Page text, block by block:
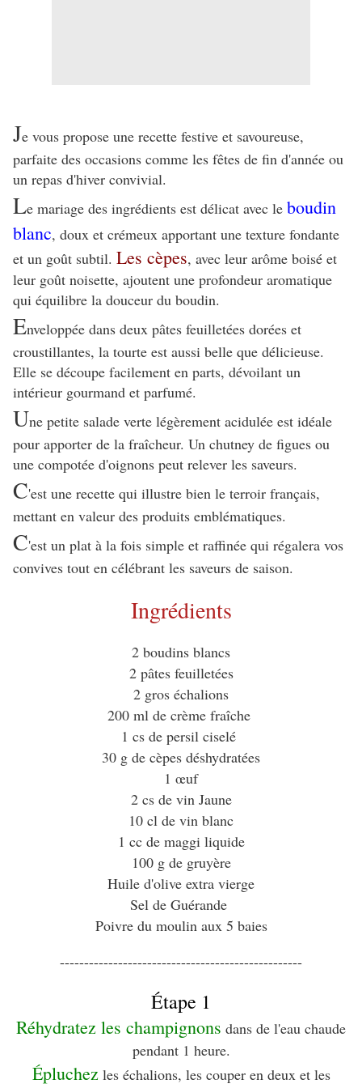
Je vous propose une recette festive et savoureuse,
parfaite des occasions comme les fêtes de fin d'année ou
un repas d'hiver convivial.
Le mariage des ingrédients est délicat avec le boudin
blanc, doux et crémeux apportant une texture fondante
et un goût subtil. Les cèpes, avec leur arôme boisé et
leur goût noisette, ajoutent une profondeur aromatique
qui équilibre la douceur du boudin.
Enveloppée dans deux pâtes feuilletées dorées et
croustillantes, la tourte est aussi belle que délicieuse.
Elle se découpe facilement en parts, dévoilant un
intérieur gourmand et parfumé.
Une petite salade verte légèrement acidulée est idéale
pour apporter de la fraîcheur. Un chutney de figues ou
une compotée d'oignons peut relever les saveurs.
C'est une recette qui illustre bien le terroir français,
mettant en valeur des produits emblématiques.
C'est un plat à la fois simple et raffinée qui régalera vos
convives tout en célébrant les saveurs de saison.
Ingrédients
2 boudins blancs
2 pâtes feuilletées
2 gros échalions
200 ml de crème fraîche
1 cs de persil ciselé
30 g de cèpes déshydratées
1 œuf
2 cs de vin Jaune
10 cl de vin blanc
1 cc de maggi liquide
100 g de gruyère
Huile d'olive extra vierge
Sel de Guérande
Poivre du moulin aux 5 baies
--------------------------------------------------
Étape 1
Réhydratez les champignons dans de l'eau chaude
pendant 1 heure.
Épluchezles échalions, les couper en deux et les